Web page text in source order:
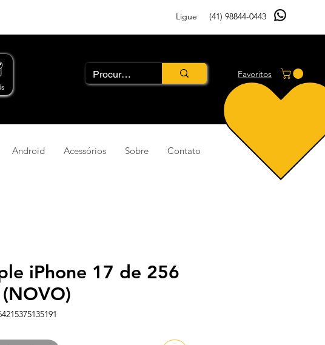
Ligue (41) 98844-0443
Favoritos
Android Acessórios Sobre Contato
iPhone 17 de 256